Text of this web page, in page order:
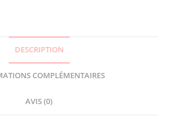
DESCRIPTION
COMPLÉMENTAIRES
AVIS (0)